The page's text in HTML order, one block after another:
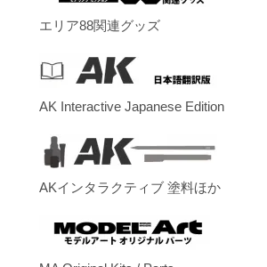
エリア88関連グッズ
AK Interactive Japanese Edition
AKインタラクティブ 塗料ほか